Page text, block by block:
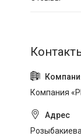
Компания